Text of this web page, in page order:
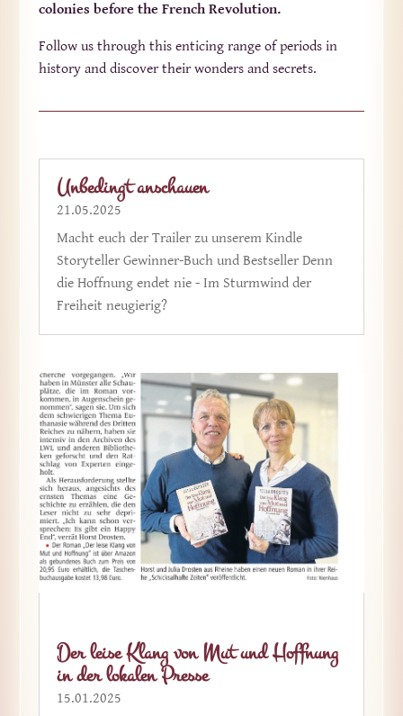
colonies before the French Revolution.
Follow us through this enticing range of periods in
history and discover their wonders and secrets.
Unbedingt anschauen
21.05.2025
Macht euch der Trailer zu unserem Kindle
Storyteller Gewinner-Buch und Bestseller Denn
die Hoffnung endet nie - Im Sturmwind der
Freiheit neugierig?
Der leise Klang von Mut und Hoffnung
in der lokalen Presse
15.01.2025